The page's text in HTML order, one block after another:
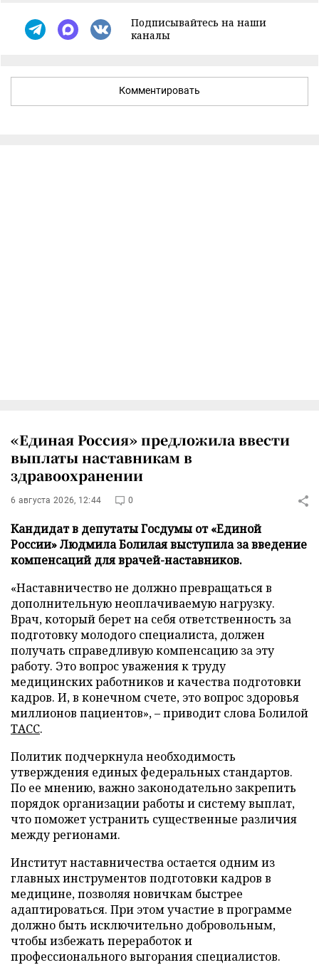
Подписывайтесь на наши
каналы
Комментировать
«Единая Россия» предложила ввести
выплаты наставникам в
здравоохранении
6 августа 2026, 12:44 0
Кандидат в депутаты Госдумы от «Единой
России» Людмила Болилая выступила за введение
компенсаций для врачей-наставников.
«Наставничество не должно превращаться в
дополнительную неоплачиваемую нагрузку.
Врач, который берет на себя ответственность за
подготовку молодого специалиста, должен
получать справедливую компенсацию за эту
работу. Это вопрос уважения к труду
медицинских работников и качества подготовки
кадров. И, в конечном счете, это вопрос здоровья
миллионов пациентов», – приводит слова Болилой
ТАСС.
Политик подчеркнула необходимость
утверждения единых федеральных стандартов.
По ее мнению, важно законодательно закрепить
порядок организации работы и систему выплат,
что поможет устранить существенные различия
между регионами.
Институт наставничества остается одним из
главных инструментов подготовки кадров в
медицине, позволяя новичкам быстрее
адаптироваться. При этом участие в программе
должно быть исключительно добровольным,
чтобы избежать переработок и
профессионального выгорания специалистов.